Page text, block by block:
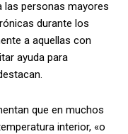
las personas mayores
durante los
a aquellas con
ayuda para
que en muchos
interior, «o